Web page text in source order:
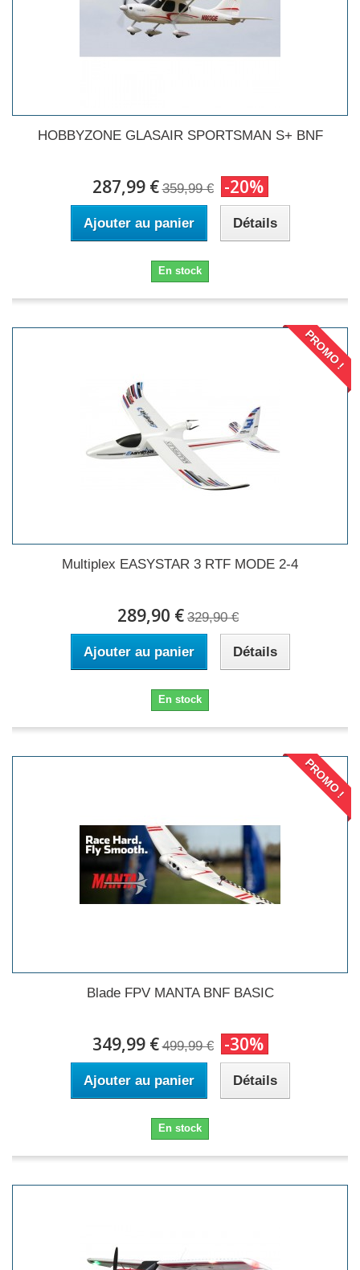
HOBBYZONE GLASAIR SPORTSMAN S+ BNF
287,99 € 359,99 € -20%
Ajouter au panier Détails
En stock
PROMO !
Multiplex EASYSTAR 3 RTF MODE 2-4
289,90 € 329,90 €
Ajouter au panier Détails
En stock
PROMO !
Blade FPV MANTA BNF BASIC
349,99 € 499,99 € -30%
Ajouter au panier Détails
En stock